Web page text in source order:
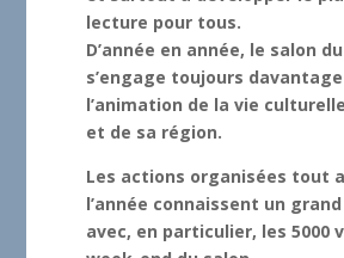
lecture pour tous.
D’année en année, le salon
s’engage toujours
l’animation de la vie
et de sa région.
Les actions organisées tout
l’année connaissent un
avec, en particulier, les 5000